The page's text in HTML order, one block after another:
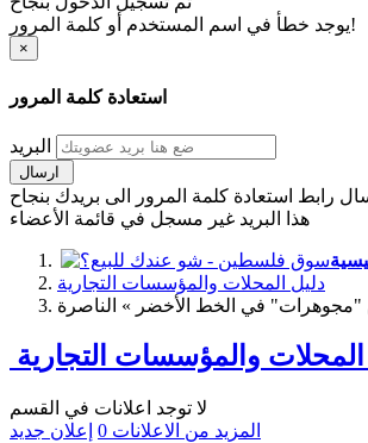
يوجد خطأ في اسم المستخدم أو كلمة المرور!
×
استعادة كلمة المرور
البريد
هذا البريد غير مسجل في قائمة الأعضاء
دليل المحلات والمؤسسات التجارية
في الخط الأخضر » الناصرة
المحلات والمؤسسات التجارية
لا توجد اعلانات في القسم
المزيد من الاعلانات 0 إعلان جديد